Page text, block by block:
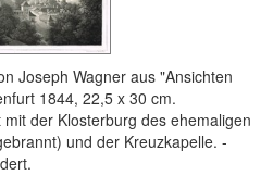
Joseph Wagner aus "Ansichten
1844, 22,5 x 30 cm.
der Klosterburg des ehemaligen
und der Kreuzkapelle. -